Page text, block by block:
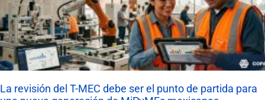
La revisión del T-MEC debe ser el punto de partida para